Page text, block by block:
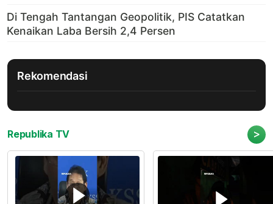
Rekomendasi
Republika TV >